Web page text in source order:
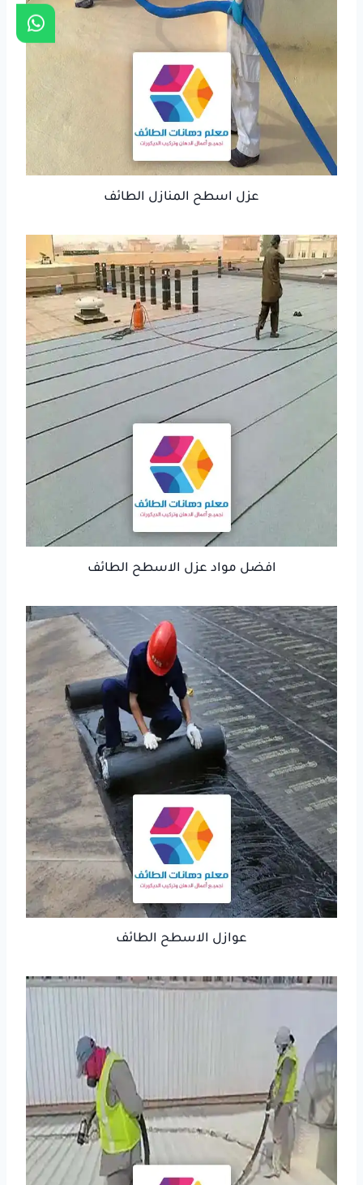
عزل اسطح المنازل الطائف
افضل مواد عزل الاسطح الطائف
عوازل الاسطح الطائف